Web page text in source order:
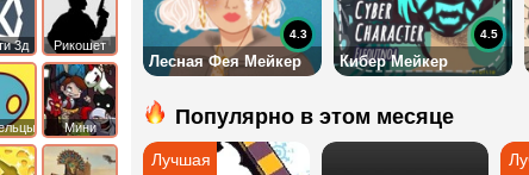
Лесная Фея Мейкер
4.3
Кибер Мейкер
4.5
Популярно в этом месяце
3д Рикошет
Мини